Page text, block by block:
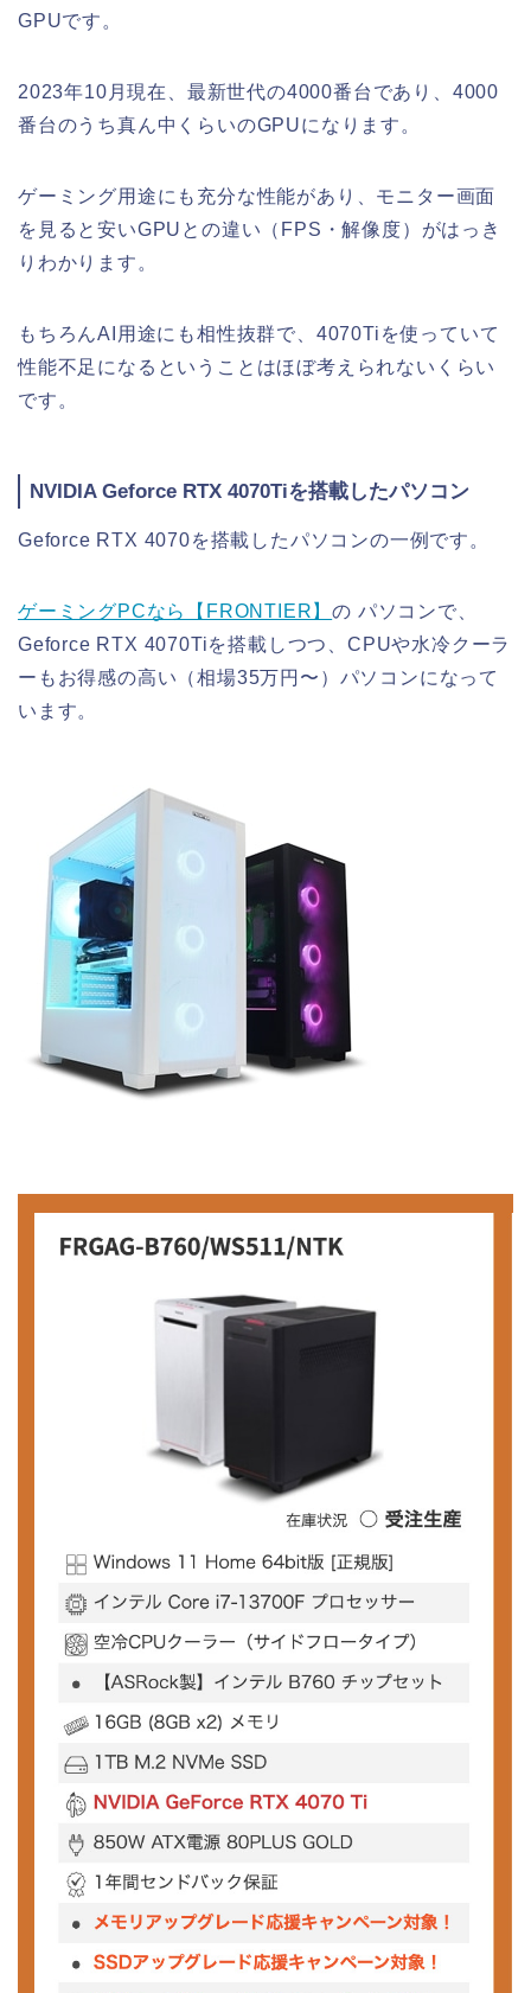
GPUです。
2023年10月現在、最新世代の4000番台であり、4000
番台のうち真ん中くらいのGPUになります。
ゲーミング用途にも充分な性能があり、モニター画面
を見ると安いGPUとの違い（FPS・解像度）がはっき
りわかります。
もちろんAI用途にも相性抜群で、4070Tiを使っていて
性能不足になるということはほぼ考えられないくらい
です。
NVIDIA Geforce RTX 4070Tiを搭載したパソコン
Geforce RTX 4070を搭載したパソコンの一例です。
ゲーミングPCなら【FRONTIER】の パソコンで、
Geforce RTX 4070Tiを搭載しつつ、CPUや水冷クーラ
ーもお得感の高い（相場35万円〜）パソコンになって
います。